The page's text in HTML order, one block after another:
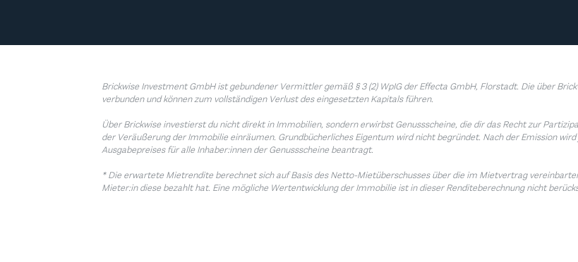
Brickwise Investment GmbH ist gebundener Vermittler gemäß § 3 (2) WpIG der Effecta GmbH, Florstadt. Die über
verbunden und können zum vollständigen Verlust des eingesetzten Kapitals führen.
Über Brickwise investierst du nicht direkt in Immobilien, sondern erwirbst Genussscheine, die dir das Recht zur
der Veräußerung der Immobilie einräumen. Grundbücherliches Eigentum wird nicht begründet. Nach der Emission
Ausgabepreises für alle Inhaber:innen der Genussscheine beantragt.
* Die erwartete Mietrendite berechnet sich auf Basis des Netto-Mietüberschusses über die im Mietvertrag
Mieter:in diese bezahlt hat. Eine mögliche Wertentwicklung der Immobilie ist in dieser Renditeberechnung nicht